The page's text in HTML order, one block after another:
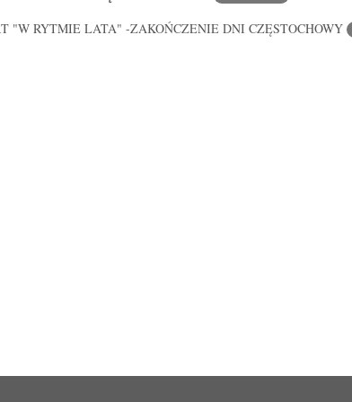
"W RYTMIE LATA" -ZAKOŃCZENIE DNI CZĘSTOCHOWY